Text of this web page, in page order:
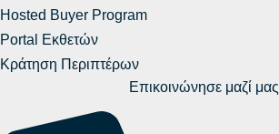
Hosted Buyer Program
Portal Εκθετών
Κράτηση Περιπτέρων
Επικοινώνησε μαζί μας